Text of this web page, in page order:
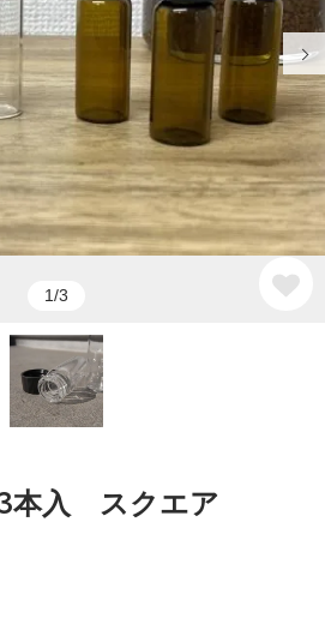
1/3
本入 スクエア